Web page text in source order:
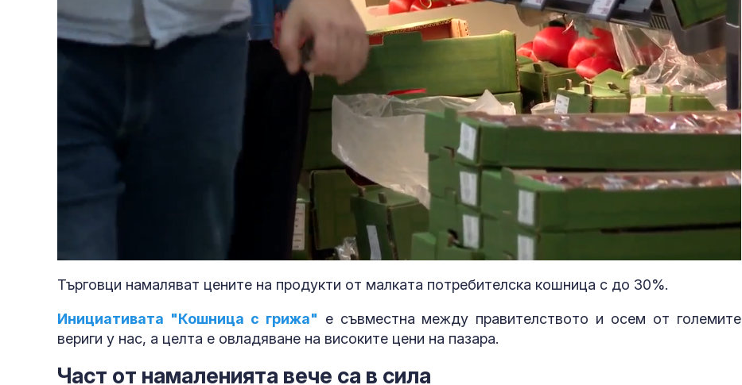
Търговци намаляват цените на продукти от малката потребителска кошница с до 30%.
Инициативата "Кошница с грижа" е съвместна между правителството и осем от големите
вериги у нас, а целта е овладяване на високите цени на пазара.
Част от намаленията вече са в сила